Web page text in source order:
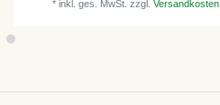
* inkl. ges. MwSt. zzgl. Versandkosten